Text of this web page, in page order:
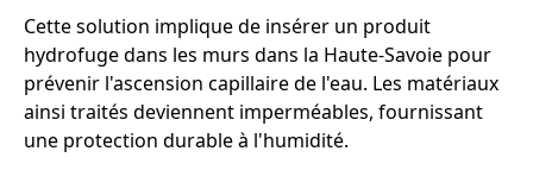
Cette solution implique de insérer un produit
hydrofuge dans les murs dans la Haute-Savoie pour
prévenir l'ascension capillaire de l'eau. Les matériaux
ainsi traités deviennent imperméables, fournissant
une protection durable à l'humidité.